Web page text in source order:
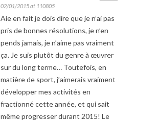
02/01/2015 at 110805
Aie en fait je dois dire que je n’ai pas
pris de bonnes résolutions, je n’en
pends jamais, je n’aime pas vraiment
ça. Je suis plutôt du genre à œuvrer
sur du long terme… Toutefois, en
matière de sport, j’aimerais vraiment
développer mes activités en
fractionné cette année, et qui sait
même progresser durant 2015! Le